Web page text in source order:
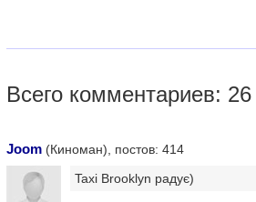
Всего комментариев: 26
Joom (Киноман), постов: 414
Taxi Brooklyn радує)